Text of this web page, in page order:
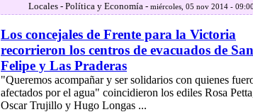
Locales - Política y Economía - miércoles, 05 nov 2014 - 09:00
Los concejales de Frente para la Victoria
recorrieron los centros de evacuados de San
Felipe y Las Praderas
"Queremos acompañar y ser solidarios con quienes
afectados por el agua" coincidieron los ediles Rosa
Oscar Trujillo y Hugo Longas ...